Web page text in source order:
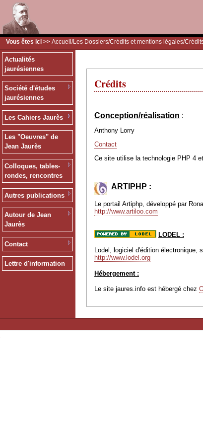
Vous êtes ici >> Accueil /Les Dossiers/Crédits et mentions légales/
Actualités
jaurésiennes
Société d'études
jaurésiennes
Les Cahiers Jaurès
Les "Oeuvres" de
Jean Jaurès
Colloques, tables-
rondes, rencontres
Autres publications
Autour de Jean
Jaurès
Contact
Lettre d'information
Crédits
Conception/réalisation :
Anthony Lorry
Contact
Ce site utilise la technologie PHP 4
ARTIPHP :
Le portail Artiphp, développé par
http://www.artiloo.com
LODEL :
Lodel, logiciel d'édition électronique,
http://www.lodel.org
Hébergement :
Le site jaures.info est hébergé chez